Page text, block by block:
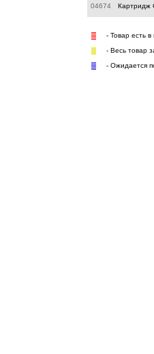
04674 Картридж
- Товар есть
- Весь товар
- Ожидается